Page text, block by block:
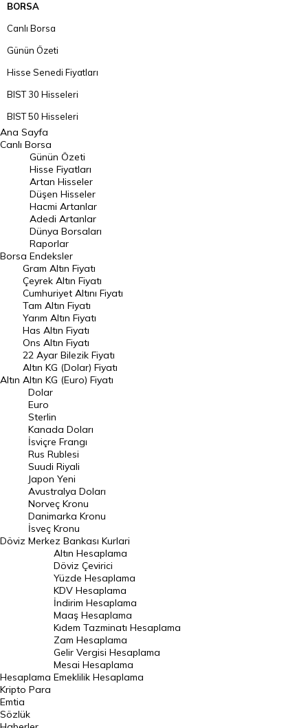
BORSA
Canlı Borsa
Günün Özeti
Hisse Senedi Fiyatları
BIST 30 Hisseleri
BIST 50 Hisseleri
BIST 100 Hisseleri
En Çok Artan Hisseler
En Çok Düşen Hisseler
Hacmi Artanlar
Geçmiş Kapanışlar
Dünya Borsaları
Raporlar
Endeksler
DÖVİZ
Döviz Kuru
Dolar Kuru
Euro Kuru
Pound Kuru
Frank Kuru
Riyal Kuru
Avustralya Doları
Danimarka Kronu Kuru
Kanada Doları Kuru
Norveç Kronu Kuru
İsveç Kronu Kuru
Japon Yeni Kuru
Serbest Piyasa Döviz Kurları
Merkez Bankası Döviz Kurları
Altın Fiyatları
Gram Altın Fiyatı
Çeyrek Altın Fiyatı
Ana Sayfa
Canlı Borsa
Borsa
Günün Özeti
Hisse Fiyatları
Artan Hisseler
Düşen Hisseler
Hacmi Artanlar
Adedi Artanlar
Dünya Borsaları
Raporlar
Endeksler
Altın
Gram Altın Fiyatı
Çeyrek Altın Fiyatı
Cumhuriyet Altını Fiyatı
Tam Altın Fiyatı
Yarım Altın Fiyatı
Has Altın Fiyatı
Ons Altın Fiyatı
22 Ayar Bilezik Fiyatı
Altın KG (Dolar) Fiyatı
Altın KG (Euro) Fiyatı
Döviz
Dolar
Euro
Sterlin
Kanada Doları
İsviçre Frangı
Rus Rublesi
Suudi Riyali
Japon Yeni
Avustralya Doları
Norveç Kronu
Danimarka Kronu
İsveç Kronu
Merkez Bankası Kurlari
Hesaplama
Altın Hesaplama
Döviz Çevirici
Yüzde Hesaplama
KDV Hesaplama
İndirim Hesaplama
Maaş Hesaplama
Kıdem Tazminatı Hesaplama
Zam Hesaplama
Gelir Vergisi Hesaplama
Mesai Hesaplama
Emeklilik Hesaplama
Kripto Para
Emtia
Sözlük